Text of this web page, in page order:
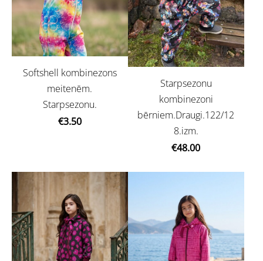
Softshell kombinezons
meitenēm.
Starpsezonu.
€3.50
Starpsezonu
kombinezoni
bērniem.Draugi.122/12
8.izm.
€48.00